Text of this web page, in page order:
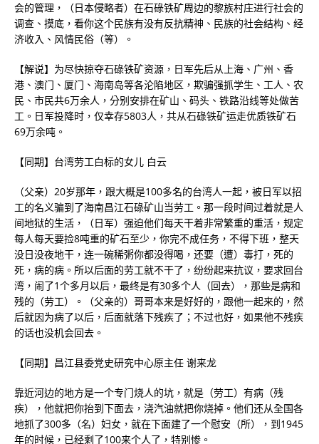
会的管理，（日本侵略者）在石碌铁矿周边的黎族村庄进行社会的
调查、摸底，看你这个民族有没有反抗精神、民族的社会结构、经
济收入、风情民俗（等）。
【解说】为尽快掠夺石碌铁矿资源，日军先后从上海、广州、香
港、澳门、厦门、海南岛等各沦陷地区，欺骗强抓学生、工人、农
民、市民共6万余人，分别安排在矿山、码头、铁路沿线等处做苦
工。日军投降时，仅幸存5803人，共从石碌铁矿运走优质铁矿石
69万余吨。
【同期】台湾劳工白标的女儿 白云
（父亲）20岁那年，跟大概是100多名的台湾人一起，被日军以招
工的名义骗到了海南昌江石碌矿山当劳工。那一段时间过着就是人
间地狱的生活，（日军）强迫他们每天干着非常繁重的重活，规定
每人每天要捡8吨重的矿石至少，你完不成任务，不得下班，整天
没日没夜地干，连一碗稀粥你都没得喝，还要（遭）毒打，死的
死，病的病。所以后面的劳工就不干了，纷纷起来抗议，要求回台
湾，闹了1个多月以后，最终是有30多个人（回去），那些是病和
残的（劳工）。（父亲的）哥哥本来是好好的，跟他一起来的，然
后就因为病了以后，后面就落下残疾了；不过也好，如果他不残疾
的话也没机会回去。
【同期】昌江县委党史研究中心原主任 谢来龙
靠近河边的地方是一个专门烧人的坑，就是（劳工）有病（残
疾），他就把你抬到下面去，浇汽油就把你烧掉。他们还从全国各
地抓了300多（名）妇女，就在下面建了一个慰安（所），到1945
年的时候，已经剩了100来个人了，特别惨。